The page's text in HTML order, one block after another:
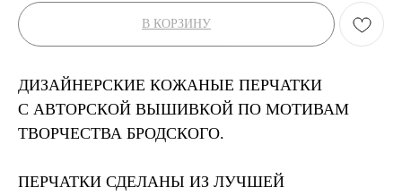
В КОРЗИНУ
ДИЗАЙНЕРСКИЕ КОЖАНЫЕ ПЕРЧАТКИ
С АВТОРСКОЙ ВЫШИВКОЙ ПО МОТИВАМ
ТВОРЧЕСТВА БРОДСКОГО.
ПЕРЧАТКИ СДЕЛАНЫ ИЗ ЛУЧШЕЙ